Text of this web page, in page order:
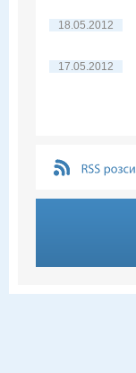
18.05.2012
17.05.2012